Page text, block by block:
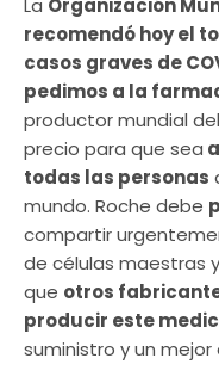
La Organización
recomendó hoy el
casos graves de
pedimos a la
productor mundial
precio para que sea
todas las personas
mundo. Roche debe
compartir
de células maestras
que otros
producir este
suministro y un